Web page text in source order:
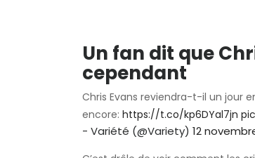
Un fan dit que
cependant
Chris Evans reviendra-t-il un jour
encore: https://t.co/kp6DYal7jn
- Variété (@Variety) 12